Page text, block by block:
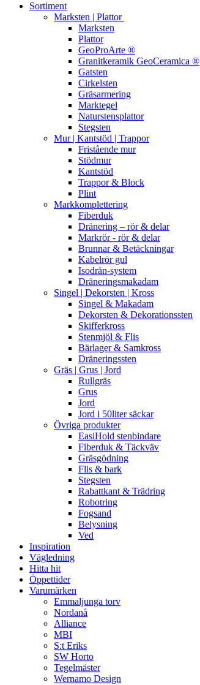
Sortiment
Marksten | Plattor
Marksten
Plattor
GeoProArte ®
Granitkeramik GeoCeramica ®
Gatsten
Cirkelsten
Gräsarmering
Marktegel
Naturstensplattor
Stegsten
Mur | Kantstöd | Trappor
Fristående mur
Stödmur
Kantstöd
Trappor & Block
Plint
Markkomplettering
Fiberduk
Dränering – rör & delar
Markrör - rör & delar
Brunnar & Betäckningar
Kabelrör gul
Isodrän-system
Dräneringsmakadam
Singel | Dekorsten | Kross
Singel & Makadam
Dekorsten & Dekorationssten
Skifferkross
Stenmjöl & Flis
Bärlager & Samkross
Dräneringssten
Gräs | Grus | Jord
Rullgräs
Grus
Jord
Jord i 50liter säckar
Övriga produkter
EasiHold stenbindare
Fiberduk & Täckväv
Gräsgödning
Flis & bark
Stegsten
Rabattkant & Trädring
Robotring
Fogsand
Belysning
Ved
Inspiration
Vägledning
Hitta hit
Öppettider
Varumärken
Emmaljunga torv
Nordanå
Alliance
MBI
S:t Eriks
SW Horto
Tegelmäster
Wernamo Design